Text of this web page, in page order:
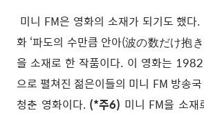
미니 FM은 영화의 소재가 되기도 했
화 ‘파도의 수만큼 안아(波の数だけ抱
을 소재로 한 작품이다. 이 영화는
으로 펼쳐진 젊은이들의 미니 FM 방송
청춘 영화이다. (*주6) 미니 FM을 소재